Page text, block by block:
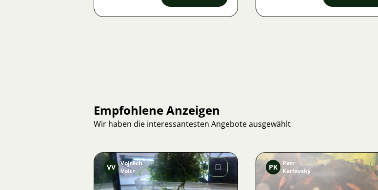
Empfohlene Anzeigen
Wir haben die interessantesten Angebote ausgewählt
VV Vojtěch
Voltr
PK
Petr
Karlovský